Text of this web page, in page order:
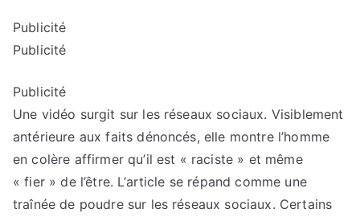
Publicité
Publicité
Publicité
Une vidéo surgit sur les réseaux sociaux. Visiblement
antérieure aux faits dénoncés, elle montre l’homme
en colère affirmer qu’il est « raciste » et même
« fier » de l’être. L’article se répand comme une
traînée de poudre sur les réseaux sociaux. Certains